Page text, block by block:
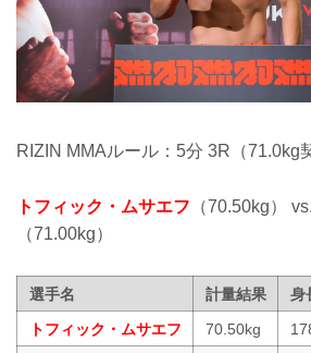
RIZIN MMAルール：5分 3R（71.0kg
トフィック・ムサエフ （70.50kg） vs.
（71.00kg）
選手名 計量結果 身
トフィック・ムサエフ
70.50kg